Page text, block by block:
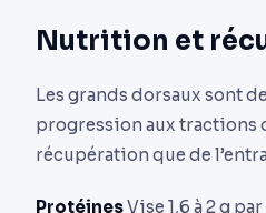
Nutrition et
Les grands dorsaux sont
progression aux tractions
récupération que de
ProtéinesVise 1,6 à 2 g